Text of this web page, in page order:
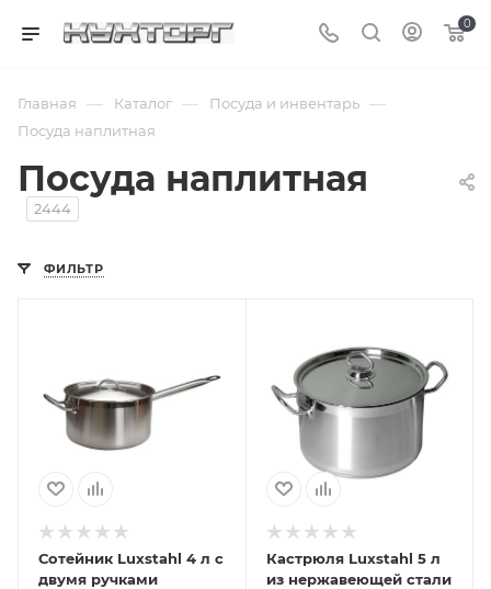
0
Главная — Каталог — Посуда и инвентарь —
Посуда наплитная
Посуда наплитная
2444
ФИЛЬТР
Сотейник Luxstahl 4 л с
двумя ручками
Кастрюля Luxstahl 5 л
из нержавеющей стали